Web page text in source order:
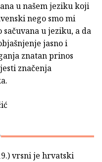
u našem jeziku koji
nego smo mi
u jeziku, a da
jasno i
znatan prinos
značenja
vrsni je hrvatski